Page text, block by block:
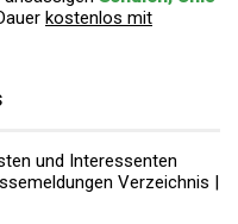
kostenlos mit
und Interessenten
Verzeichnis |